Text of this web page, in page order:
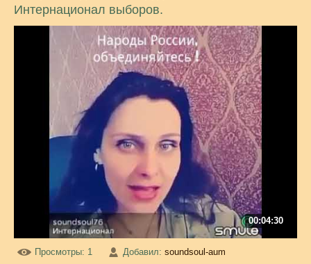
Интернационал выборов.
00:04:30
Просмотры: 1 Добавил: soundsoul-aum